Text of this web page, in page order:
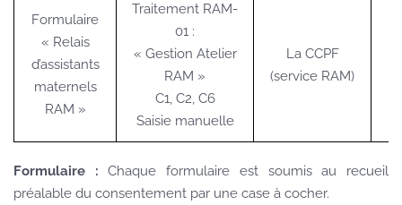
Formulaire
« Relais
d’assistants
maternels
RAM »
Traitement RAM-
01 :
« Gestion Atelier
RAM »
C1, C2, C6
Saisie manuelle
La CCPF
(service RAM)
Formulaire : Chaque formulaire est soumis au recueil
préalable du consentement par une case à cocher.